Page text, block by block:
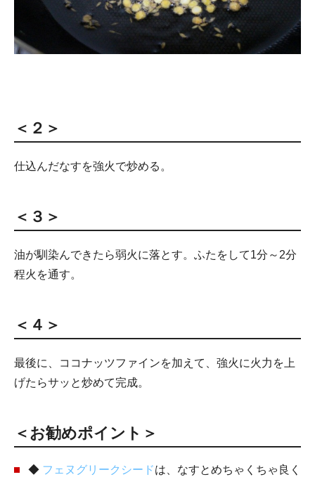
＜２＞
仕込んだなすを強火で炒める。
＜３＞
油が馴染んできたら弱火に落とす。ふたをして1分～2分
程火を通す。
＜４＞
最後に、ココナッツファインを加えて、強火に火力を上
げたらサッと炒めて完成。
＜お勧めポイント＞
◆ フェヌグリークシードは、なすとめちゃくちゃ良く